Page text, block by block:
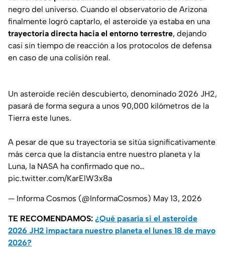
negro del universo. Cuando el observatorio de Arizona
finalmente logró captarlo, el asteroide ya estaba en una
trayectoria directa hacia el entorno terrestre, dejando
casi sin tiempo de reacción a los protocolos de defensa
en caso de una colisión real.
Un asteroide recién descubierto, denominado 2026 JH2,
pasará de forma segura a unos 90,000 kilómetros de la
Tierra este lunes.
A pesar de que su trayectoria se sitúa significativamente
más cerca que la distancia entre nuestro planeta y la
Luna, la NASA ha confirmado que no…
pic.twitter.com/KarElW3x8a
— Informa Cosmos (@InformaCosmos) May 13, 2026
TE RECOMENDAMOS: ¿Qué pasaría si el asteroide
2026 JH2 impactara nuestro planeta el lunes 18 de mayo
2026?